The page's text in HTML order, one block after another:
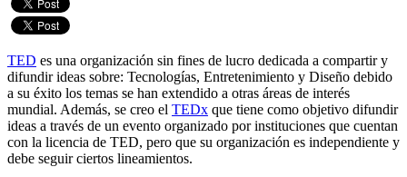
TED es una organización sin fines de lucro dedicada a compartir y
difundir ideas sobre: Tecnologías, Entretenimiento y Diseño debido
a su éxito los temas se han extendido a otras áreas de interés
mundial. Además, se creo el TEDx que tiene como objetivo difundir
ideas a través de un evento organizado por instituciones que cuentan
con la licencia de TED, pero que su organización es independiente y
debe seguir ciertos lineamientos.